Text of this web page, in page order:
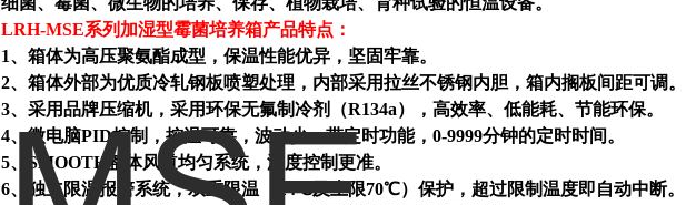
LRH-MSE系列加湿型霉菌培养箱产品特点：
1、箱体为高压聚氨酯成型，保温性能优异，坚固牢靠。
2、箱体外部为优质冷轧钢板喷塑处理，内部采用拉丝不锈钢内胆，箱内搁板间距可调。
3、采用品牌压缩机，采用环保无氟制冷剂（R134a），高效率、低能耗、节能环保。
4、微电脑PID控制，控温可靠，波动少，带定时功能， 0-9999分钟的定时时间。
5、
SMOOTH 整体风道均匀系统，温度控制更准。
6、独立限温报警系统，双重限温（±4℃及上限70℃）保护，超过限制温度即自动中断。